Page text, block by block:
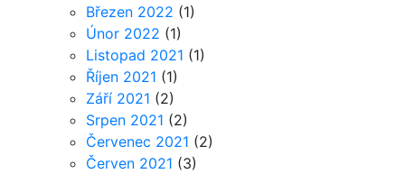
Březen 2022 (1)
Únor 2022 (1)
Listopad 2021 (1)
Říjen 2021 (1)
Září 2021 (2)
Srpen 2021 (2)
Červenec 2021 (2)
Červen 2021 (3)